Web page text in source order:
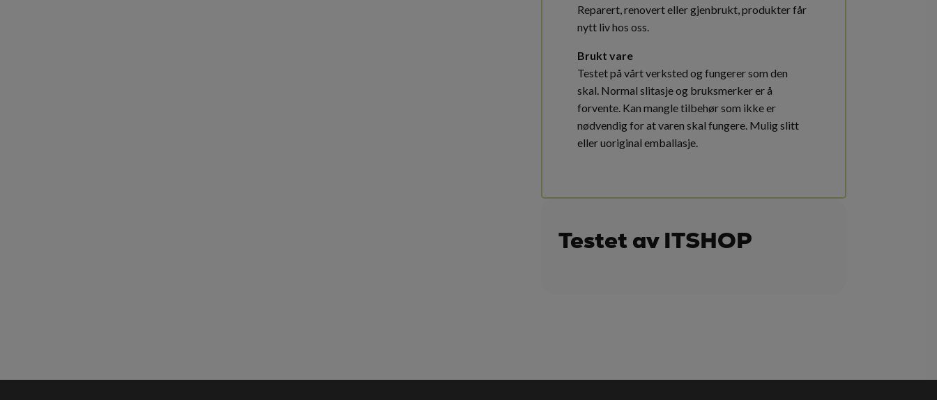
Reparert, renovert eller gjenbrukt, produkter får
nytt liv hos oss.
Brukt vare
Testet på vårt verksted og fungerer som den
skal. Normal slitasje og bruksmerker er å
forvente. Kan mangle tilbehør som ikke er
nødvendig for at varen skal fungere. Mulig slitt
eller uoriginal emballasje.
Testet av ITSHOP